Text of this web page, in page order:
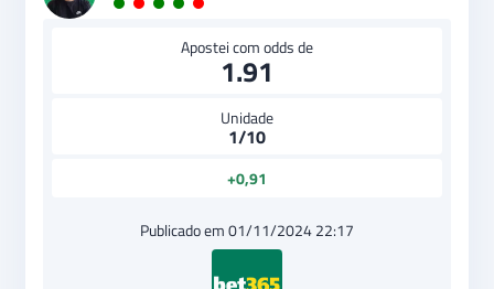
Apostei com odds de
1.91
Unidade
1/10
+0,91
Publicado em 01/11/2024 22:17